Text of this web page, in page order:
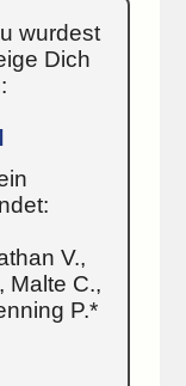
wurdest
Dich
V.,
Malte C.,
P.*